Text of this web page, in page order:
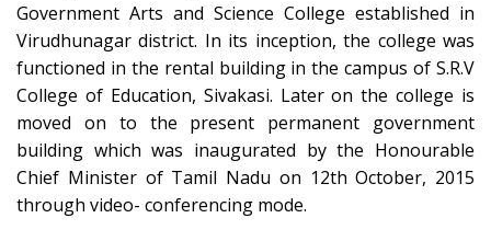
Government Arts and Science College established in
Virudhunagar district. In its inception, the college was
functioned in the rental building in the campus of S.R.V
College of Education, Sivakasi. Later on the college is
moved on to the present permanent government
building which was inaugurated by the Honourable
Chief Minister of Tamil Nadu on 12th October, 2015
through video- conferencing mode.